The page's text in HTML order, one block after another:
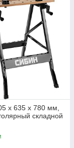
х 635 х 780 мм,
складной